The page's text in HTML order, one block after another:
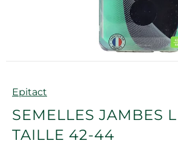
Marque
Epitact
SEMELLES JAMBES
TAILLE 42-44